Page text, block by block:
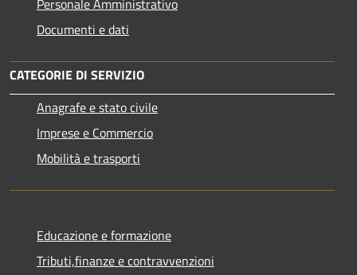
Personale Amministrativo
Documenti e dati
CATEGORIE DI SERVIZIO
Anagrafe e stato civile
Imprese e Commercio
Mobilità e trasporti
Educazione e formazione
Tributi,finanze e contravvenzioni